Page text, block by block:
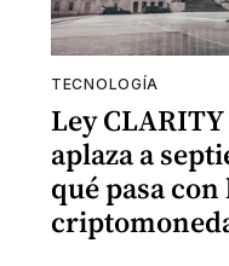
TECNOLOGÍA
Ley CLARITY
aplaza a
qué pasa con